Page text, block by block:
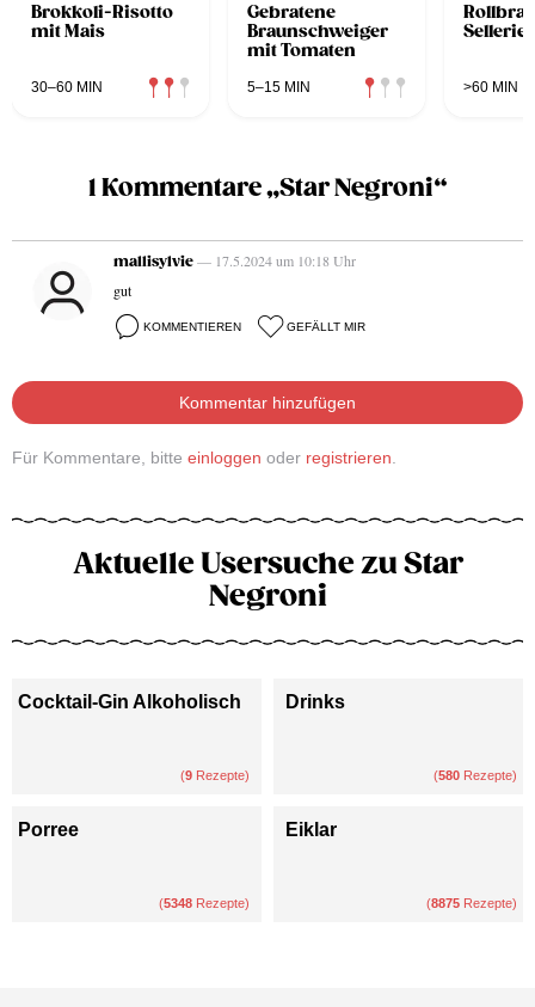
Brokkoli-Risotto
mit Mais
30–60 MIN
Gebratene
Braunschweiger
mit Tomaten
5–15 MIN >60 MIN
1 Kommentare „Star Negroni“
mallisylvie— 17.5.2024 um 10:18 Uhr
gut
KOMMENTIEREN GEFÄLLT MIR
Kommentar hinzufügen
Für Kommentare, bitte einloggen oder registrieren.
Aktuelle Usersuche zu Star
Negroni
Cocktail-Gin Alkoholisch
(9 Rezepte)
Drinks
(580 Rezepte)
Porree
(5348 Rezepte)
Eiklar
(8875 Rezepte)